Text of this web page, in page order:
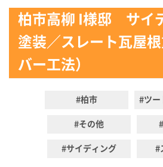
柏市高柳 I様邸 サイ
塗装／スレート瓦屋
バー工法）
#柏市 #ツー
#その他
#サイディング #